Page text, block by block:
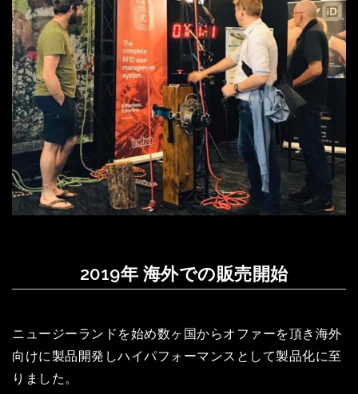
2019年 海外での販売開始
ニュージーランドを始め数ヶ国からオファーを頂き海外
向けに製品開発しハイパフォーマンスとして製品化に至
りました。